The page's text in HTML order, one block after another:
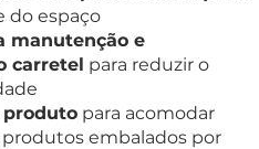
do espaço
manutenção e
carretel para reduzir o
produto para acomodar
embalados por